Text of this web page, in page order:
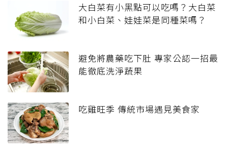
大白菜有小黑點可以吃嗎？大白菜
和小白菜、娃娃菜是同種菜嗎？
避免將農藥吃下肚 專家公認一招最
能徹底洗淨蔬果
吃雞旺季 傳統市場遇見美食家